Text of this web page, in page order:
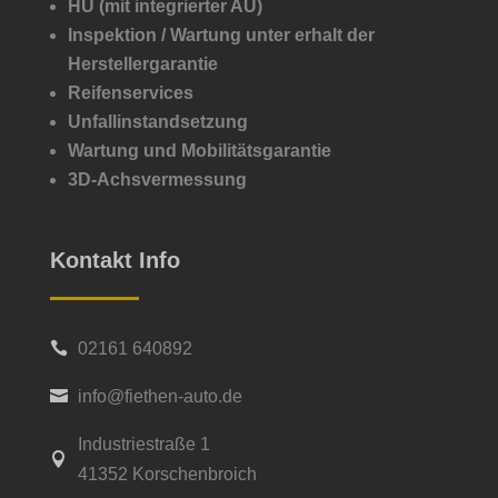
HU (mit integrierter AU)
Inspektion / Wartung unter erhalt der
Herstellergarantie
Reifenservices
Unfallinstandsetzung
Wartung und Mobilitätsgarantie
3D-Achsvermessung
Kontakt Info
 02161 640892
 info@fiethen-auto.de

Industriestraße 1
41352 Korschenbroich